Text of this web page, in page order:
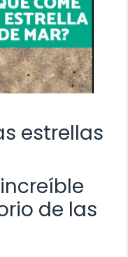
estrellas
de las